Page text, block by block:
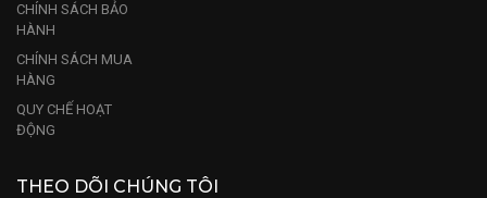
CHÍNH SÁCH BẢO
HÀNH
CHÍNH SÁCH MUA
HÀNG
QUY CHẾ HOẠT
ĐỘNG
THEO DÕI CHÚNG TÔI